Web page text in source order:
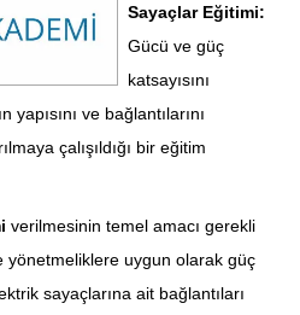
Sayaçlar Eğitimi:
Gücü ve güç
katsayısını
ve bağlantılarını
çalışıldığı bir eğitim
verilmesinin temel amacı gerekli
uygun olarak güç
sayaçlarına ait bağlantıları